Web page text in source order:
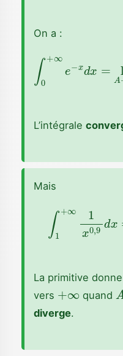
On a :
0+∞
L’intégrale
Mais
∞1x 9
La primitive donne
vers
quand
A
diverge.